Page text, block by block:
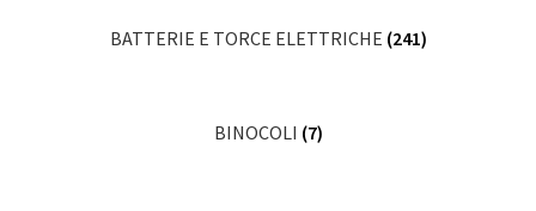
BATTERIE E TORCE ELETTRICHE (241)
BINOCOLI (7)